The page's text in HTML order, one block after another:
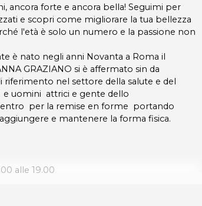
ancora forte e ancora bella! Seguimi per
e scopri come migliorare la tua bellezza
l'età è solo un numero e la passione non
è nato negli anni Novanta a Roma il
GRAZIANO si è affermato sin da
nel settore della salute e del
uomini attrici e gente dello
per la remise en forme portando
e mantenere la forma fisica.
alle 19.00